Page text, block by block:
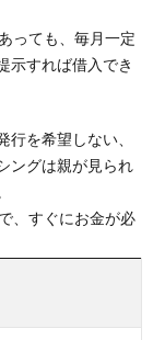
っても、毎月一定
示すれば借入でき
を希望しない、
ングは親が見られ
、すぐにお金が必